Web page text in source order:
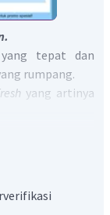
tepat dan
rumpang.
yang artinya
kata yang tepat